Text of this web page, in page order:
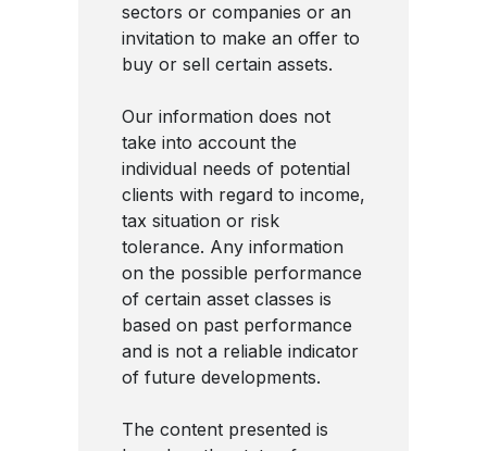
sectors or companies or an
invitation to make an offer to
buy or sell certain assets.
Our information does not
take into account the
individual needs of potential
clients with regard to income,
tax situation or risk
tolerance. Any information
on the possible performance
of certain asset classes is
based on past performance
and is not a reliable indicator
of future developments.
The content presented is